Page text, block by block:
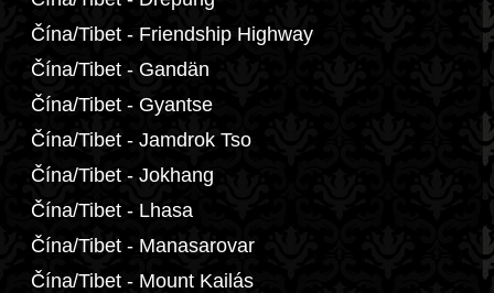
Čína/Tibet - Friendship Highway
Čína/Tibet - Gandän
Čína/Tibet - Gyantse
Čína/Tibet - Jamdrok Tso
Čína/Tibet - Jokhang
Čína/Tibet - Lhasa
Čína/Tibet - Manasarovar
Čína/Tibet - Mount Kailás